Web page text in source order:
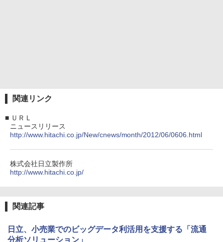
関連リンク
■ ＵＲＬ
ニュースリリース
http://www.hitachi.co.jp/New/cnews/month/2012/06/0606.html
株式会社日立製作所
http://www.hitachi.co.jp/
関連記事
日立、小売業でのビッグデータ利活用を支援する「流通
分析ソリューション」